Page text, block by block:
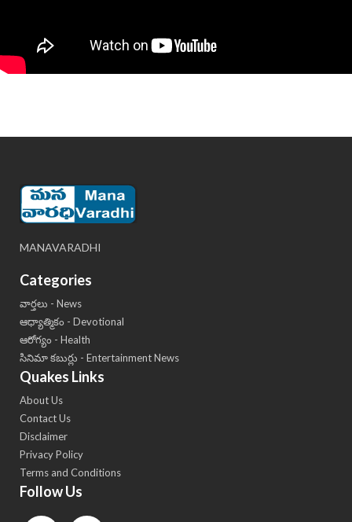
MANAVARADHI
Categories
వార్తలు - News
ఆధ్యాత్మికం - Devotional
ఆరోగ్యం - Health
సినిమా కబుర్లు - Entertainment News
Quakes Links
About Us
Contact Us
Disclaimer
Privacy Policy
Terms and Conditions
Follow Us